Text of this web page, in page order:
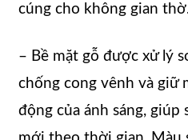
cúng cho không gian
– Bề mặt gỗ được xử lý
chống cong vênh và giữ
động của ánh sáng, giúp